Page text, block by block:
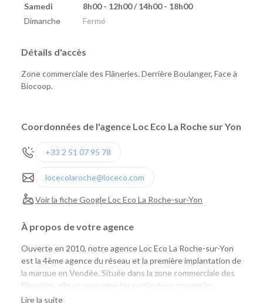
Samedi
8h00 - 12h00 / 14h00 - 18h00
Dimanche
Fermé
Détails d'accès
Zone commerciale des Flâneries. Derrière Boulanger, Face à
Biocoop.
Coordonnées de l'agence Loc Eco La Roche sur Yon
+33 2 51 07 95 78
locecolaroche@loceco.com
Voir la fiche Google Loc Eco La Roche-sur-Yon
À propos de votre agence
Ouverte en 2010, notre agence Loc Eco La Roche-sur-Yon
est la 4ème agence du réseau et la première implantation de
la marque en Vendée. Située dans la zone commerciale des
Flâneries, elle accompagne les particuliers comme les
professionnels avec une large gamme de véhicules de
Lire la suite